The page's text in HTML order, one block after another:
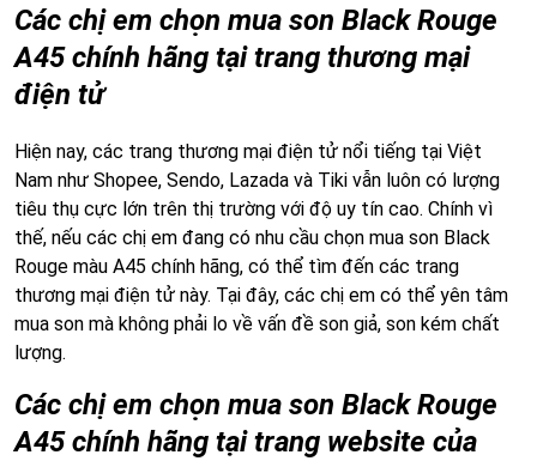
Các chị em chọn mua son Black Rouge
A45 chính hãng tại trang thương mại
điện tử
Hiện nay, các trang thương mại điện tử nổi tiếng tại Việt
Nam như Shopee, Sendo, Lazada và Tiki vẫn luôn có lượng
tiêu thụ cực lớn trên thị trường với độ uy tín cao. Chính vì
thế, nếu các chị em đang có nhu cầu chọn mua son Black
Rouge màu A45 chính hãng, có thể tìm đến các trang
thương mại điện tử này. Tại đây, các chị em có thể yên tâm
mua son mà không phải lo về vấn đề son giả, son kém chất
lượng.
Các chị em chọn mua son Black Rouge
A45 chính hãng tại trang website của